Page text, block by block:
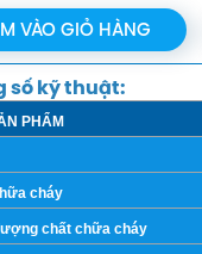
VÀO GIỎ HÀNG
số kỹ thuật:
PHẨM
cháy
chất chữa cháy